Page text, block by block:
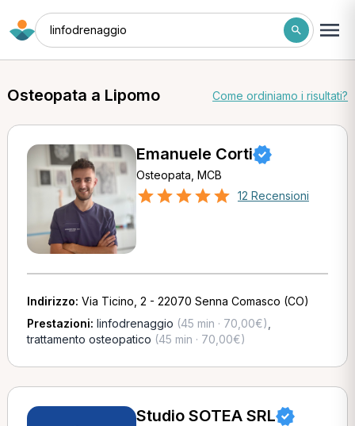
linfodrenaggio
Osteopata a Lipomo Come ordiniamo i risultati?
Emanuele Corti
Osteopata, MCB
12 Recensioni
Indirizzo: Via Ticino, 2 - 22070 Senna Comasco (CO)
Prestazioni: linfodrenaggio (45 min · 70,00€)
trattamento osteopatico (45 min · 70,00€)
Studio SOTEA SRL